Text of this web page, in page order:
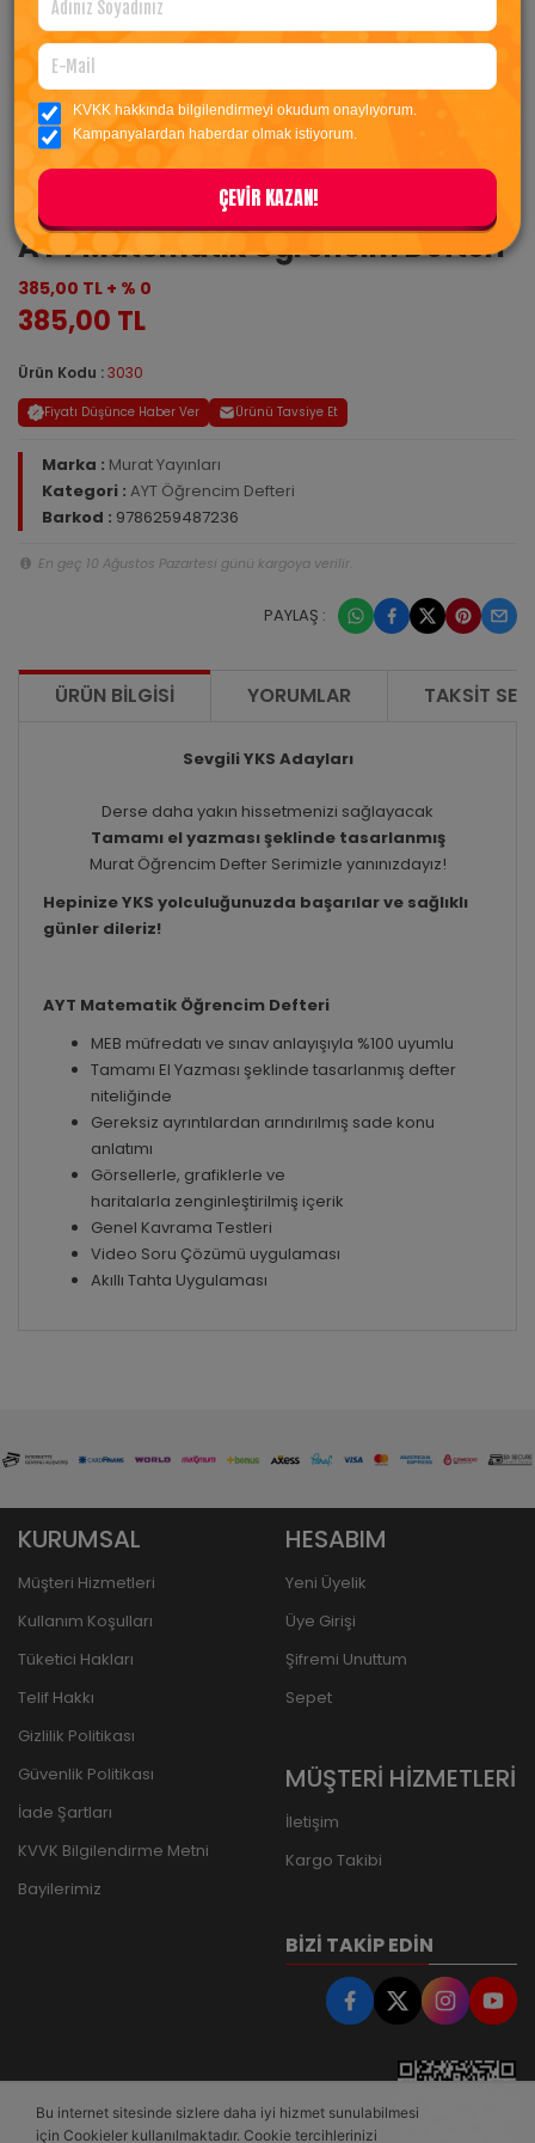
AYT Matematik Öğrencim Defteri
385,00 TL + % 0
385,00 TL
Ürün Kodu :3030
Fiyatı Düşünce Haber Ver Ürünü Tavsiye Et
Marka : Murat Yayınları
Kategori : AYT Öğrencim Defteri
Barkod : 9786259487236
En geç 10 Ağustos Pazartesi günü kargoya verilir.
PAYLAŞ :
ÜRÜN BILGISI YORUMLAR TAKSIT
Sevgili YKS Adayları
Derse daha yakın hissetmenizi sağlayacak
Tamamı el yazması şeklinde tasarlanmış
Murat Öğrencim Defter Serimizle yanınızdayız!
Hepinize YKS yolculuğunuzda başarılar ve sağlıklı
günler dileriz!
AYT Matematik Öğrencim Defteri
MEB müfredatı ve sınav anlayışıyla %100 uyumlu
Tamamı El Yazması şeklinde tasarlanmış defter
niteliğinde
Gereksiz ayrıntılardan arındırılmış sade konu
anlatımı
Görsellerle, grafiklerle ve
haritalarla zenginleştirilmiş içerik
Genel Kavrama Testleri
Video Soru Çözümü uygulaması
Akıllı Tahta Uygulaması
KVKK hakkında bilgilendirmeyi okudum onaylıyorum.
Kampanyalardan haberdar olmak istiyorum.
ÇEVİR KAZAN!
KURUMSAL
Müşteri Hizmetleri
Kullanım Koşulları
Tüketici Hakları
Telif Hakkı
Gizlilik Politikası
Güvenlik Politikası
İade Şartları
KVVK Bilgilendirme Metni
Bayilerimiz
HESABIM
Yeni Üyelik
Üye Girişi
Şifremi Unuttum
Sepet
MÜŞTERİ HİZMETLERİ
İletişim
Kargo Takibi
BIZI TAKIP EDIN
Bu internet sitesinde sizlere daha iyi hizmet sunulabilmesi
için Cookieler kullanılmaktadır. Cookie tercihlerinizi